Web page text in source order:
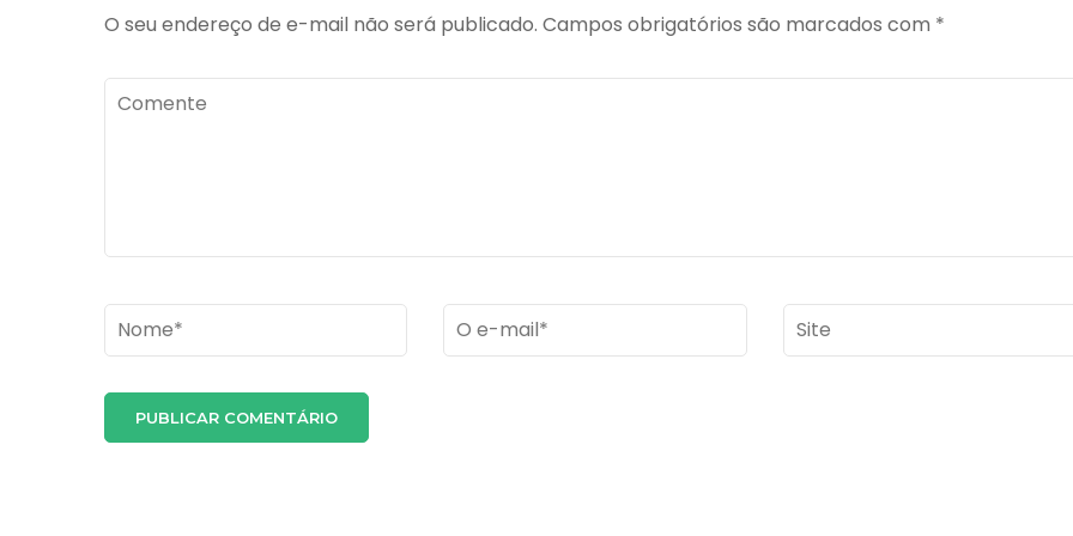
O seu endereço de e-mail não será publicado. Campos obrigatórios são marcados com *
Comente
Name* Email * Site